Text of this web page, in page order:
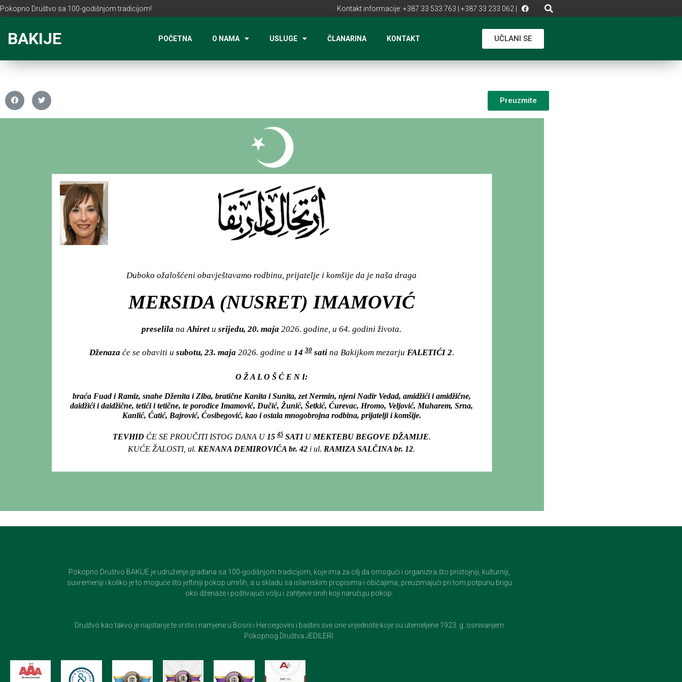
Pokopno Društvo sa 100-godišnjom tradicijom! Kontakt informacije: +387 33 533 763 | +387 33 233 062 |
BAKIJE POČETNA O NAMA USLUGE ČLANARINA KONTAKT UČLANI SE
Preuzmite
Duboko ožalošćeni obavještavamo rodbinu, prijatelje i komšije da je naša draga
MERSIDA (NUSRET) IMAMOVIĆ
preselila na Ahiret u srijedu, 20. maja 2026. godine, u 64. godini života.
Dženaza će se obaviti u subotu, 23. maja 2026. godine u 1430satina Bakijkom mezarju FALETIĆI 2.
O Ž A L O Š Ć E N I:
braća Fuad i Ramiz, snahe Dženita i Ziba, bratične Kanita i Sunita, zet Nermin, njeni Nadir Vedad, amidžići i amidžične,
daidžići i daidžične, tetići i tetične, te porodice Imamović, Dučić, Žunić, Šetkić, Ćurevac, Hromo, Veljović, Muharem, Srna,
Kanlić, Ćatić, Bajrović, Ćosibegović, kao i ostala mnogobrojna rodbina, prijatelji i komšije.
TEVHIDĆE SE PROUČITI ISTOG DANA U 1545SATIU MEKTEBU BEGOVE DŽAMIJE.
KUĆE ŽALOSTI, ul. KENANA DEMIROVIĆA br. 42 i ul. RAMIZA SALČINA br. 12.
Pokopno Društvo BAKIJE je udruženje građana sa 100-godišnjom tradicijom, koje ima za cilj da omogući i organizira što pristojniji, kulturniji,
suvremeniji i koliko je to moguće što jeftiniji pokop umrlih, a u skladu sa islamskim propisima i običajima, preuzimajući pri tom potpunu brigu
oko dženaze i poštivajući volju i zahtjeve onih koji naručuju pokop.
Društvo kao takvo je najstarije te vrste i namjene u Bosni i Hercegovini i baštini sve one vrijednote koje su utemeljene 1923. g. osnivanjem
Pokopnog Društva JEDILERI.